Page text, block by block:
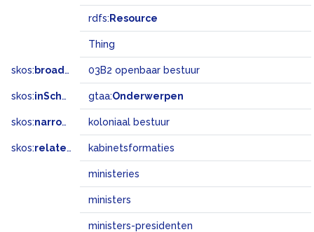
rdfs: Resource
Thing
skos: broadMatch 03B2 openbaar bestuur
skos:inScheme gtaa:Onderwerpen
skos:narrower koloniaal bestuur
skos:related kabinetsformaties
ministeries
ministers
ministers-presidenten